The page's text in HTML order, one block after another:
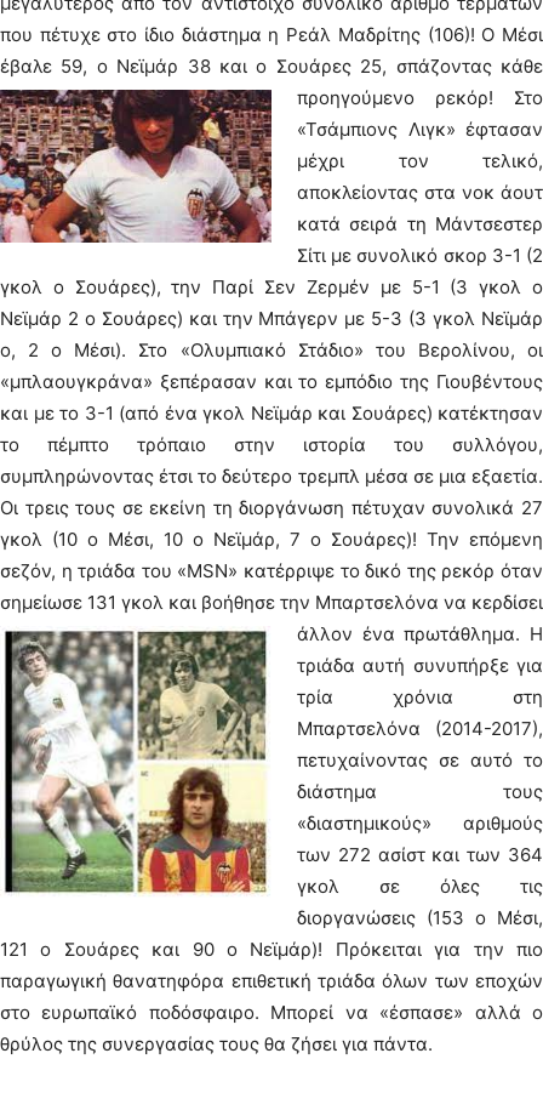
που πέτυχε στο ίδιο διάστημα η Ρεάλ Μαδρίτης (106)! Ο Μέσι
έβαλε 59, ο Νεϊμάρ 38 και ο Σουάρες 25, σπάζοντας κάθε
προηγούμενο ρεκόρ! Στο
«Τσάμπιονς Λιγκ» έφτασαν
μέχρι τον τελικό,
αποκλείοντας στα νοκ άουτ
κατά σειρά τη Μάντσεστερ
Σίτι με συνολικό σκορ 3-1 (2
γκολ ο Σουάρες), την Παρί Σεν Ζερμέν με 5-1 (3 γκολ ο
Νεϊμάρ 2 ο Σουάρες) και την Μπάγερν με 5-3 (3 γκολ Νεϊμάρ
ο, 2 ο Μέσι). Στο «Ολυμπιακό Στάδιο» του Βερολίνου, οι
«μπλαουγκράνα» ξεπέρασαν και το εμπόδιο της Γιουβέντους
και με το 3-1 (από ένα γκολ Νεϊμάρ και Σουάρες) κατέκτησαν
το πέμπτο τρόπαιο στην ιστορία του συλλόγου,
συμπληρώνοντας έτσι το δεύτερο τρεμπλ μέσα σε μια εξαετία.
Οι τρεις τους σε εκείνη τη διοργάνωση πέτυχαν συνολικά 27
γκολ (10 ο Μέσι, 10 ο Νεϊμάρ, 7 ο Σουάρες)! Την επόμενη
σεζόν, η τριάδα του «MSN» κατέρριψε το δικό της ρεκόρ όταν
σημείωσε 131 γκολ και βοήθησε την Μπαρτσελόνα να κερδίσει
άλλον ένα πρωτάθλημα. Η
τριάδα αυτή συνυπήρξε για
τρία χρόνια στη
Μπαρτσελόνα (2014-2017),
πετυχαίνοντας σε αυτό το
διάστημα τους
«διαστημικούς» αριθμούς
των 272 ασίστ και των 364
γκολ σε όλες τις
διοργανώσεις (153 ο Μέσι,
121 ο Σουάρες και 90 ο Νεϊμάρ)! Πρόκειται για την πιο
παραγωγική θανατηφόρα επιθετική τριάδα όλων των εποχών
στο ευρωπαϊκό ποδόσφαιρο. Μπορεί να «έσπασε» αλλά ο
θρύλος της συνεργασίας τους θα ζήσει για πάντα.